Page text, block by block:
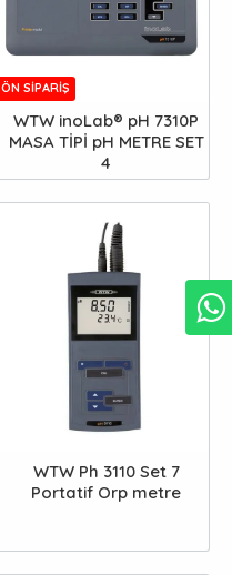
ÖN SIPARIŞ
WTW inoLab® pH 7310P
MASA TİPİ pH METRE SET
4
WTW Ph 3110 Set 7
Portatif Orp metre